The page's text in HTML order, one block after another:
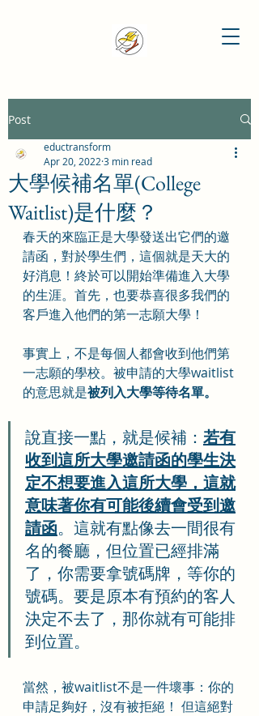
Post
大學候補名單(College
Waitlist)是什麼？
eductransform
Apr 20, 2022 3 min read
春天的來臨正是大學發送出它們的邀
請函，對於學生們，這個就是天大的
好消息！終於可以開始準備進入大學
的生涯。首先，也要恭喜很多我們的
客戶進入他們的第一志願大學！
事實上，不是每個人都會收到他們第
一志願的學校。被申請的大學waitlist
的意思就是被列入大學等待名單。
說直接一點，就是候補： 若有
收到這所大學邀請函的學生決
定不想要進入這所大學，這就
意味著你有可能後續會受到邀
請函。這就有點像去一間很有
名的餐廳，但位置已經排滿
了，你需要拿號碼牌，等你的
號碼。要是原本有預約的客人
決定不去了，那你就有可能排
到位置。
當然，被waitlist不是一件壞事：你的
申請足夠好，沒有被拒絕！ 但這絕對